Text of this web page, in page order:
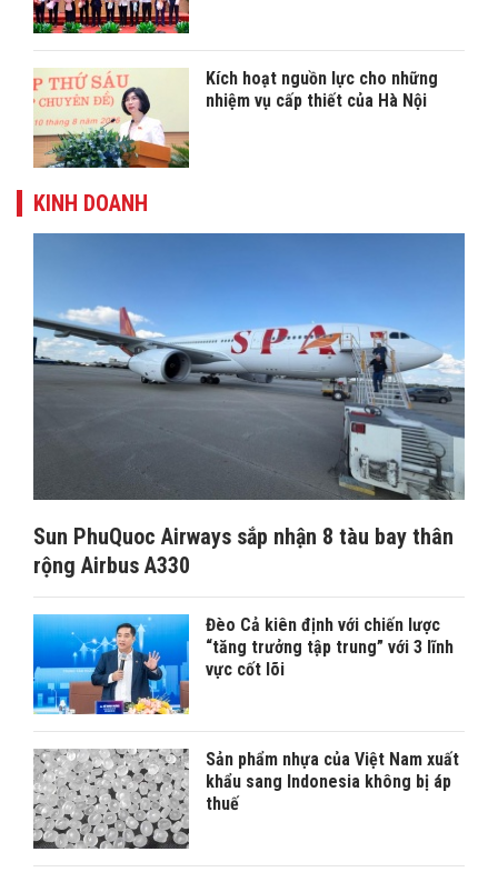
Kích hoạt nguồn lực cho những
nhiệm vụ cấp thiết của Hà Nội
KINH DOANH
Sun PhuQuoc Airways sắp nhận 8 tàu bay thân
rộng Airbus A330
Đèo Cả kiên định với chiến lược
“tăng trưởng tập trung” với 3 lĩnh
vực cốt lõi
Sản phẩm nhựa của Việt Nam xuất
khẩu sang Indonesia không bị áp
thuế